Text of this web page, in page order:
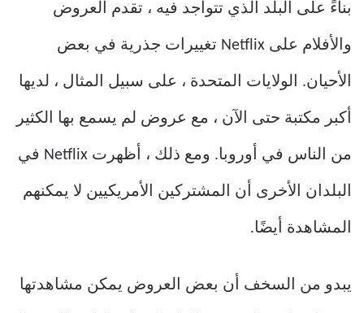
بناءً على البلد الذي تتواجد فيه ، تقدم العروض
والأفلام على Netflix تغييرات جذرية في بعض
الأحيان. الولايات المتحدة ، على سبيل المثال ، لديها
أكبر مكتبة حتى الآن ، مع عروض لم يسمع بها الكثير
من الناس في أوروبا. ومع ذلك ، أظهرت Netflix في
البلدان الأخرى أن المشتركين الأمريكيين لا يمكنهم
المشاهدة أيضًا.
يبدو من السخف أن بعض العروض يمكن مشاهدتها